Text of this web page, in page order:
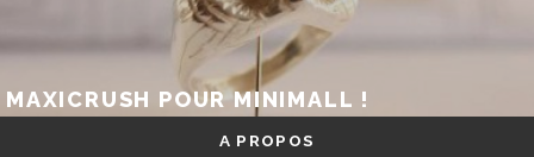
MAXICRUSH POUR MINIMALL !
A PROPOS